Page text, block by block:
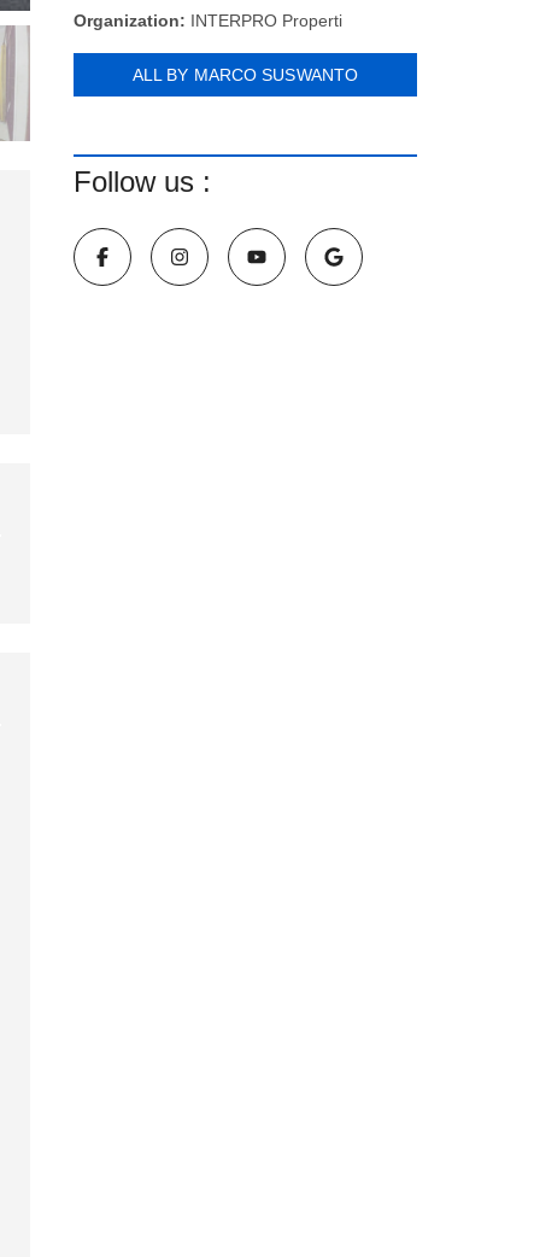
Organization: INTERPRO Properti
ALL BY MARCO SUSWANTO
Follow us :